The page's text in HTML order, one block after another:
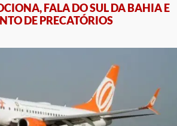
FALA DO SUL DA BAHIA E
DE PRECATÓRIOS